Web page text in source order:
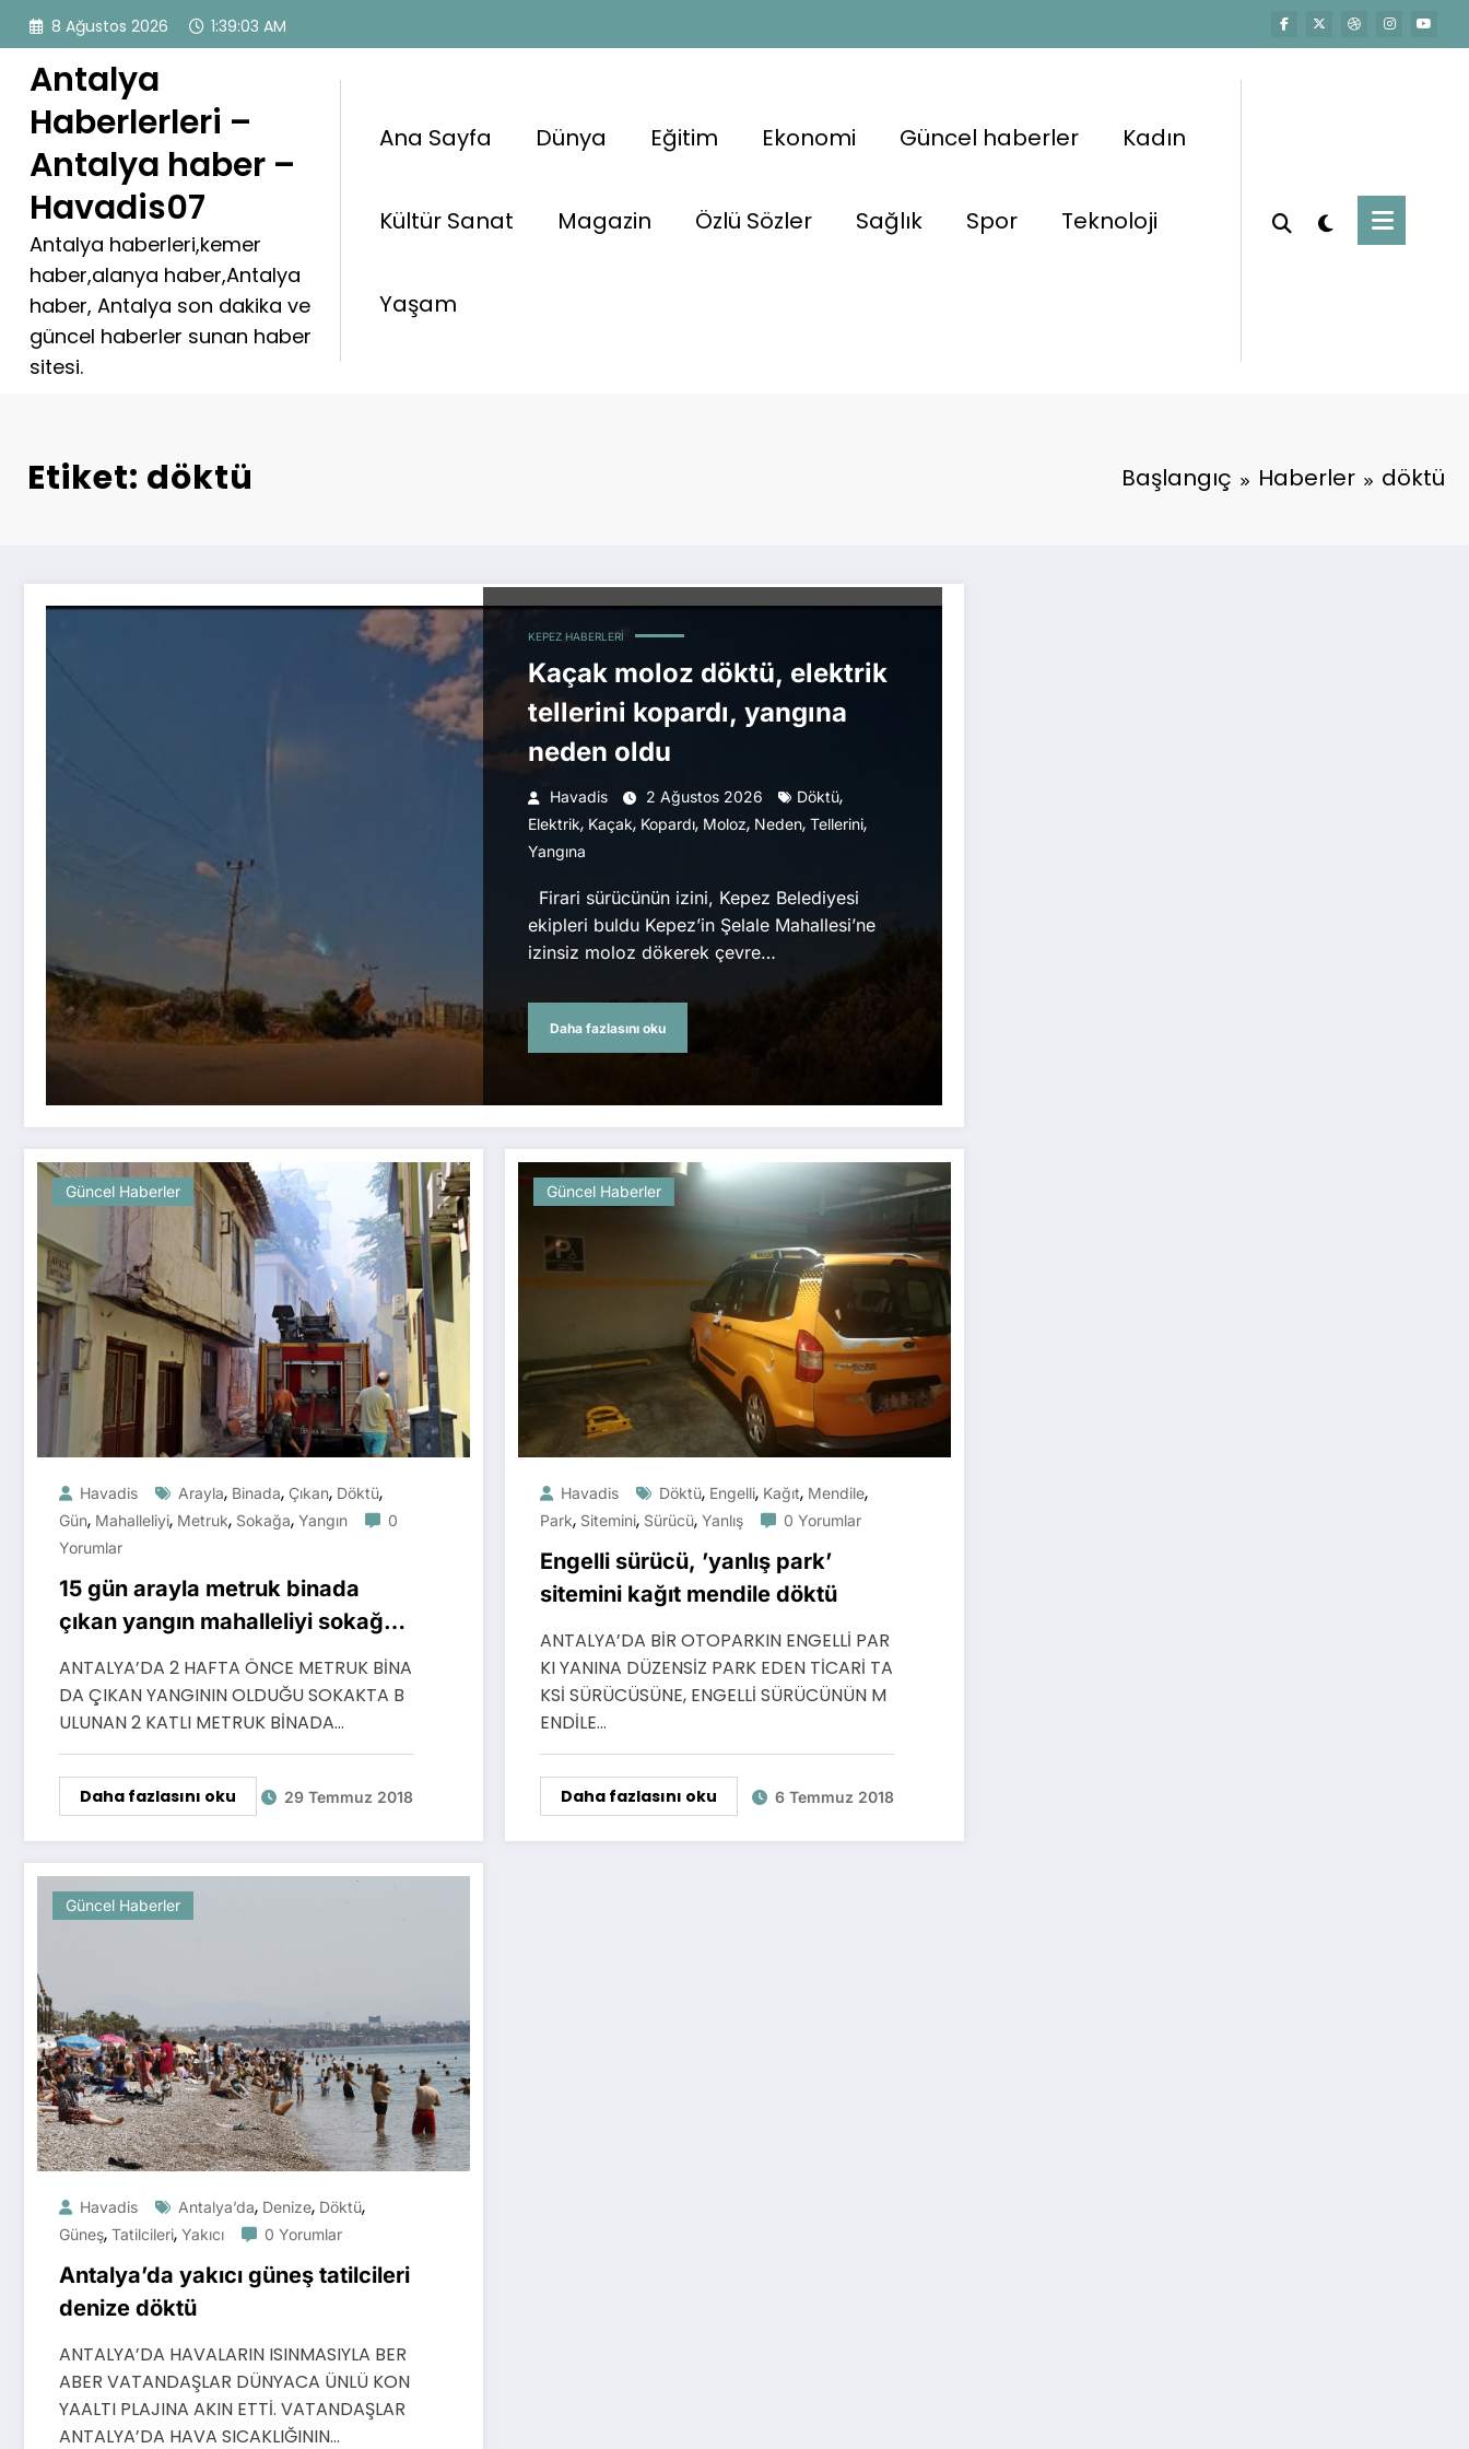
İçeriğe
atla
8 Ağustos 2026 1:39:03 AM
Antalya
Haberlerleri –
Antalya haber –
Havadis07
Antalya haberleri,kemer
haber,alanya haber,Antalya
haber, Antalya son dakika ve
güncel haberler sunan haber
sitesi.
Ana Sayfa Dünya Eğitim Ekonomi Güncel haberler Kadın
Kültür Sanat Magazin Özlü Sözler Sağlık Spor Teknoloji
Yaşam
Etiket: döktü Başlangıç Haberler döktü
KEPEZ HABERLERI
Kaçak moloz döktü, elektrik
tellerini kopardı, yangına
neden oldu
Havadis 2 Ağustos 2026 Döktü,
Elektrik, Kaçak, Kopardı, Moloz, Neden, Tellerini,
Yangına
Firari sürücünün izini, Kepez Belediyesi
ekipleri buldu Kepez’in Şelale Mahallesi’ne
izinsiz moloz dökerek çevre…
Daha fazlasını oku
Güncel Haberler
Havadis Arayla, Binada, Çıkan, Döktü,
Gün, Mahalleliyi, Metruk, Sokağa, Yangın
0
Yorumlar
15 gün arayla metruk binada
çıkan yangın mahalleliyi sokağa
ANTALYA’DA 2 HAFTA ÖNCE METRUK BİNA
DA ÇIKAN YANGININ OLDUĞU SOKAKTA B
ULUNAN 2 KATLI METRUK BİNADA…
Daha fazlasını oku 29 Temmuz 2018
Güncel Haberler
Havadis Döktü, Engelli, Kağıt, Mendile,
Park, Sitemini, Sürücü, Yanlış 0 Yorumlar
Engelli sürücü, ’yanlış park’
sitemini kağıt mendile döktü
ANTALYA’DA BİR OTOPARKIN ENGELLİ PAR
KI YANINA DÜZENSİZ PARK EDEN TİCARİ TA
KSİ SÜRÜCÜSÜNE, ENGELLİ SÜRÜCÜNÜN M
ENDİLE…
Daha fazlasını oku 6 Temmuz 2018
Güncel Haberler
Havadis Antalya’da, Denize, Döktü,
Güneş, Tatilcileri, Yakıcı 0 Yorumlar
Antalya’da yakıcı güneş tatilcileri
denize döktü
ANTALYA’DA HAVALARIN ISINMASIYLA BER
ABER VATANDAŞLAR DÜNYACA ÜNLÜ KON
YAALTI PLAJINA AKIN ETTİ. VATANDAŞLAR
ANTALYA’DA HAVA SICAKLIĞININ…